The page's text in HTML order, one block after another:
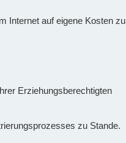
Internet auf eigene Kosten zu
Erziehungsberechtigten
zu Stande.